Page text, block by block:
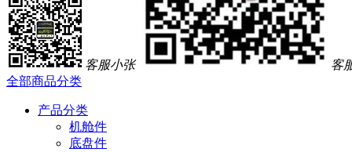
客服小张
客
全部商品分类
产品分类
机舱件
底盘件